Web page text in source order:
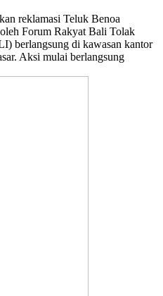
reklamasi Teluk Benoa
Forum Rakyat Bali Tolak
berlangsung di kawasan kantor
Aksi mulai berlangsung